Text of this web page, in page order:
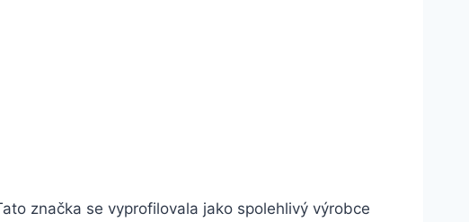
značka se vyprofilovala‍ jako spolehlivý výrobce